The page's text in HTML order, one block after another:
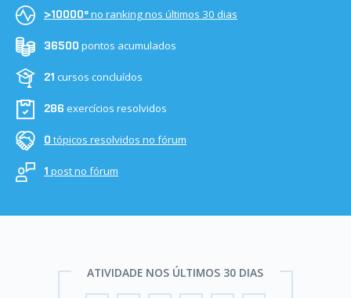
>10000ºno ranking nos últimos 30 dias
36500 pontos acumulados
21 cursos concluídos
286 exercícios resolvidos
0 tópicos resolvidos no fórum
1 post no fórum
ATIVIDADE NOS ÚLTIMOS 30 DIAS